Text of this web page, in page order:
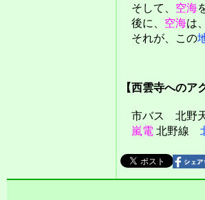
そして、 空海
後に、 空海は
それが、この
【西雲寺へのア
市バス 北野
嵐電 北野線